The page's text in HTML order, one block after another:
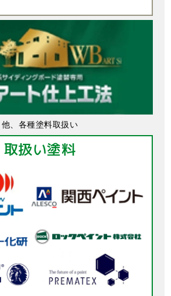
他、各種塗料取扱い
取扱い塗料